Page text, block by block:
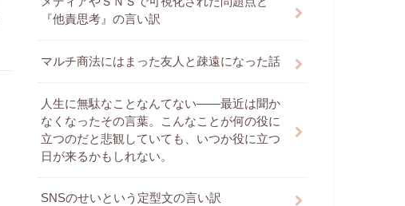
『他責思考』の言い訳
マルチ商法にはまった友人と疎遠になった話
人生に無駄なことなんてない――最近は聞か
なくなったその言葉。こんなことが何の役に
立つのだと悲観していても、いつか役に立つ
日が来るかもしれない。
SNSのせいという定型文の言い訳